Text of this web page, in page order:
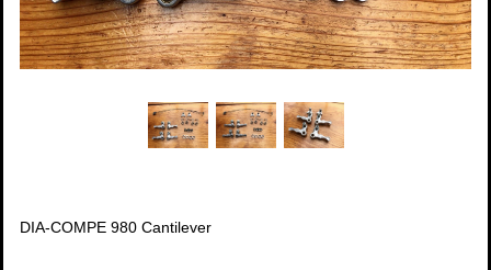
DIA-COMPE 980 Cantilever